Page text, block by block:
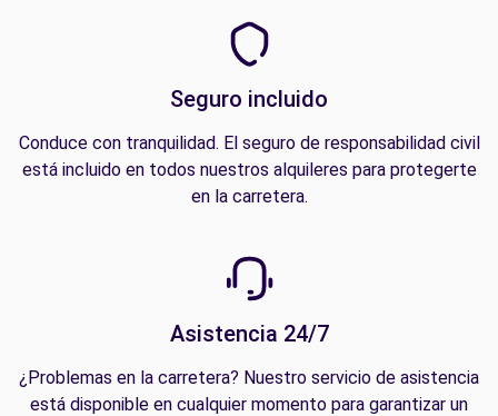
Seguro incluido
Conduce con tranquilidad. El seguro de responsabilidad civil
está incluido en todos nuestros alquileres para protegerte
en la carretera.
Asistencia 24/7
¿Problemas en la carretera? Nuestro servicio de asistencia
está disponible en cualquier momento para garantizar un